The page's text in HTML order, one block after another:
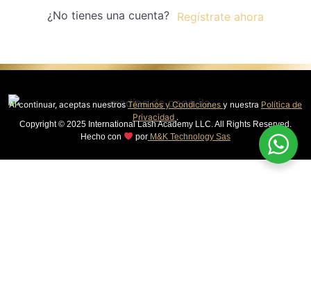
¿No tienes una cuenta? Regístrate ahora
Al continuar, aceptas nuestrosTérminos y Condiciones y nuestra Política de
Privacidad .
Copyright © 2025 International Lash Academy LLC. All Rights Reserved.
Hecho con
porM&K Technology Sas